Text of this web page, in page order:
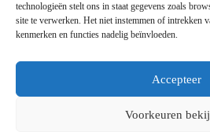
technologieën stelt ons in staat gegevens zoals
site te verwerken. Het niet instemmen of intrekken
kenmerken en functies nadelig beïnvloeden.
Accepteer
Voorkeuren
Volgelaatsmaskers met